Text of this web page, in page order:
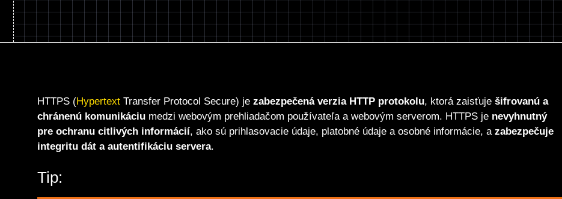
HTTPS (Hypertext Transfer Protocol Secure) je zabezpečená verzia HTTP protokolu, ktorá zaisťuje šifrovanú a
chránenú komunikáciu medzi webovým prehliadačom používateľa a webovým serverom. HTTPS je nevyhnutný
pre ochranu citlivých informácií, ako sú prihlasovacie údaje, platobné údaje a osobné informácie, a zabezpečuje
integritu dát a autentifikáciu servera.
Tip: